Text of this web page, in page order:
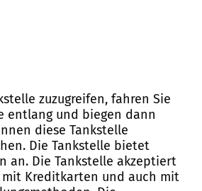
zuzugreifen, fahren Sie
entlang und biegen dann
diese Tankstelle
Die Tankstelle bietet
an. Die Tankstelle akzeptiert
mit Kreditkarten und auch mit